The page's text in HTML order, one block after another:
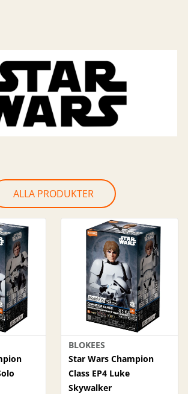
ALLA PRODUKTER
BLOKEES
Star Wars Champion
Class EP4 Luke
Skywalker